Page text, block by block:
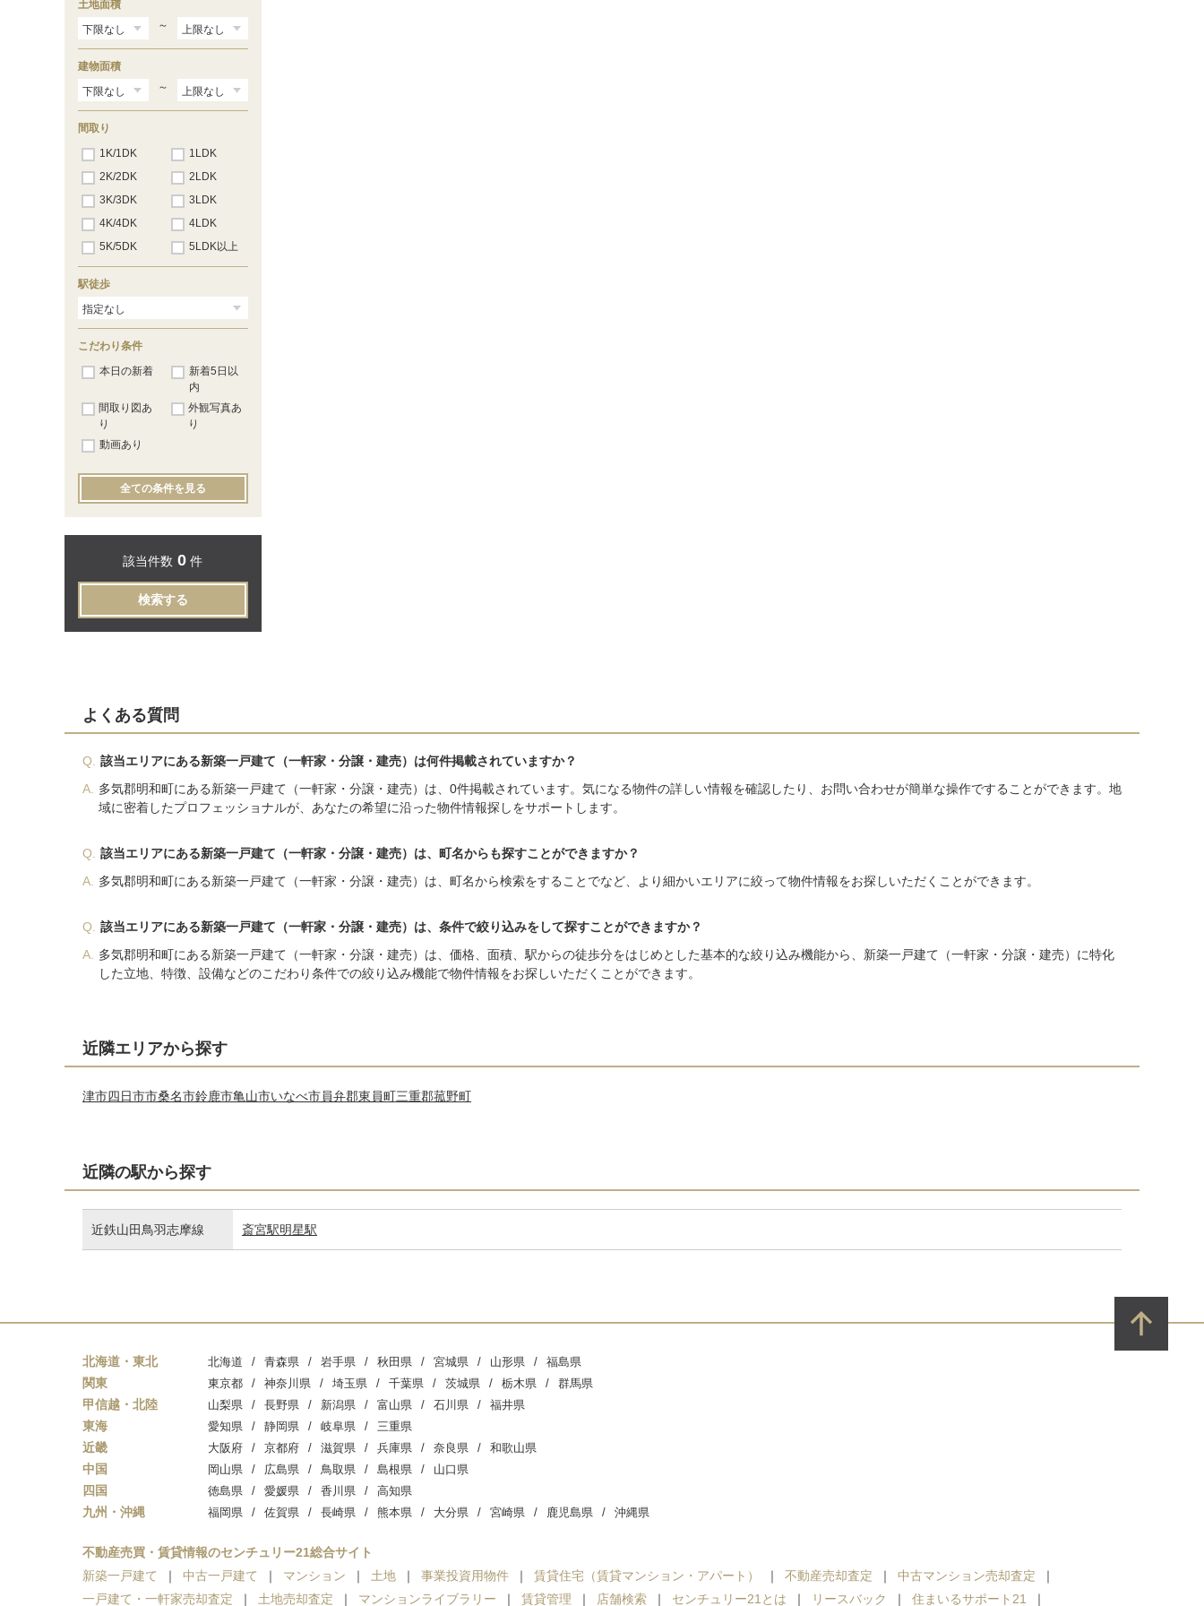
土地面積
～
建物面積
～
間取り
1K/1DK
1LDK
2K/2DK
2LDK
3K/3DK
3LDK
4K/4DK
4LDK
5K/5DK
5LDK以上
駅徒歩
こだわり条件
本日の新着
新着5日以
内
間取り図あ
り
外観写真あ
り
動画あり
全ての条件を見る
該当件数 0 件
検索する
よくある質問
Q.
該当エリアにある新築一戸建て（一軒家・分譲・建売）は何件掲載されていますか？
A.
多気郡明和町にある新築一戸建て（一軒家・分譲・建売）は、0件掲載されています。気になる物件の詳しい情報を確認したり、お問い合わせが簡単な操作ですることができます。地
域に密着したプロフェッショナルが、あなたの希望に沿った物件情報探しをサポートします。
Q.
該当エリアにある新築一戸建て（一軒家・分譲・建売）は、町名からも探すことができますか？
A.
多気郡明和町にある新築一戸建て（一軒家・分譲・建売）は、町名から検索をすることでなど、より細かいエリアに絞って物件情報をお探しいただくことができます。
Q.
該当エリアにある新築一戸建て（一軒家・分譲・建売）は、条件で絞り込みをして探すことができますか？
A.
多気郡明和町にある新築一戸建て（一軒家・分譲・建売）は、価格、面積、駅からの徒歩分をはじめとした基本的な絞り込み機能から、新築一戸建て（一軒家・分譲・建売）に特化
した立地、特徴、設備などのこだわり条件での絞り込み機能で物件情報をお探しいただくことができます。
近隣エリアから探す
津市四日市市桑名市鈴鹿市亀山市いなべ市員弁郡東員町三重郡菰野町
近隣の駅から探す
近鉄山田鳥羽志摩線 斎宮駅明星駅
北海道・東北 北海道 青森県 岩手県 秋田県 宮城県 山形県 福島県
関東 東京都 神奈川県 埼玉県 千葉県 茨城県 栃木県 群馬県
甲信越・北陸 山梨県 長野県 新潟県 富山県 石川県 福井県
東海 愛知県 静岡県 岐阜県 三重県
近畿 大阪府 京都府 滋賀県 兵庫県 奈良県 和歌山県
中国 岡山県 広島県 鳥取県 島根県 山口県
四国 徳島県 愛媛県 香川県 高知県
九州・沖縄 福岡県 佐賀県 長崎県 熊本県 大分県 宮崎県 鹿児島県 沖縄県
不動産売買・賃貸情報のセンチュリー21総合サイト
新築一戸建て
中古一戸建て マンション 土地 事業投資用物件 賃貸住宅（賃貸マンション・アパート） 不動産売却査定
中古マンション売却査定
一戸建て・一軒家売却査定
土地売却査定 マンションライブラリー 賃貸管理 店舗検索 センチュリー21とは リースバック 住まいるサポート21